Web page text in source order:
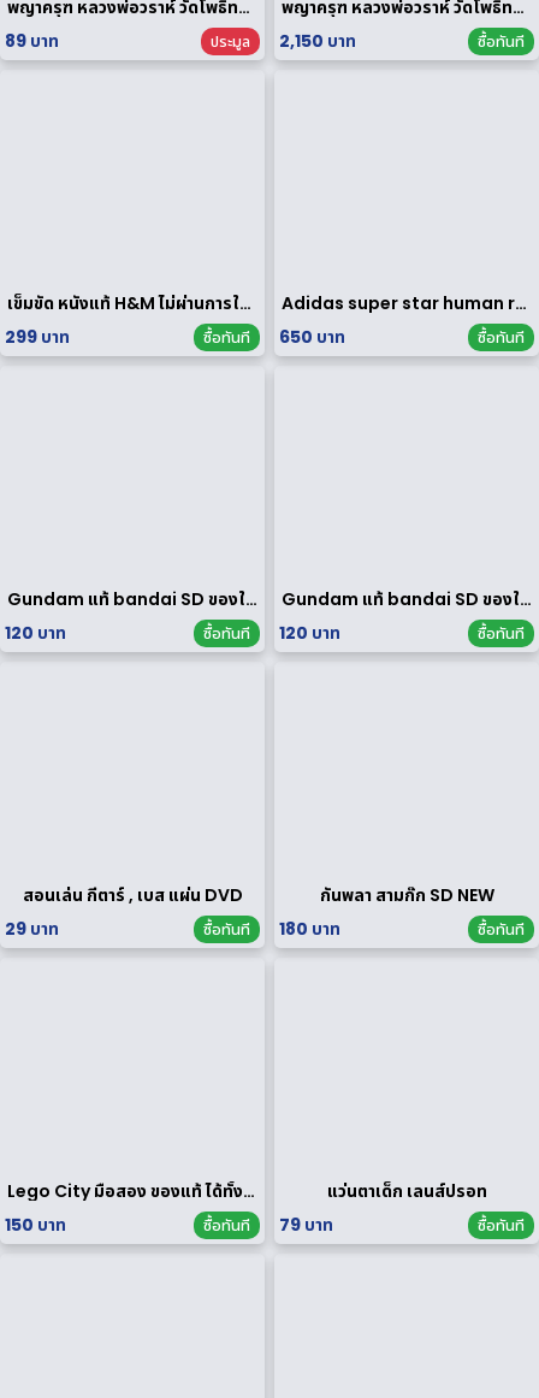
พญาครุฑ หลวงพ่อวราห์ วัดโพธิทอง กฐินพระราชทาน ปี 2564 เนื้อกะไหล่ทอง
89 บาท
ประมูล
พญาครุฑ หลวงพ่อวราห์ วัดโพธิทอง มหาบารมี2 เนื้อสัมฤทธิ์เงิน
2,150 บาท
ซื้อทันที
เข็มขัด หนังแท้ H&M ไม่ผ่านการใช้งาน
299 บาท
ซื้อทันที
Adidas super star human race limited edition
650 บาท
ซื้อทันที
Gundam แท้ bandai SD ของใหม่
120 บาท
ซื้อทันที
Gundam แท้ bandai SD ของใหม่
120 บาท
ซื้อทันที
สอนเล่น กีตาร์ , เบส แผ่น DVD
29 บาท
ซื้อทันที
กันพลา สามก๊ก SD NEW
180 บาท
ซื้อทันที
Lego City มือสอง ของแท้ ได้ทั้งหมดตามรูป
150 บาท
ซื้อทันที
แว่นตาเด็ก เลนส์ปรอท
79 บาท
ซื้อทันที